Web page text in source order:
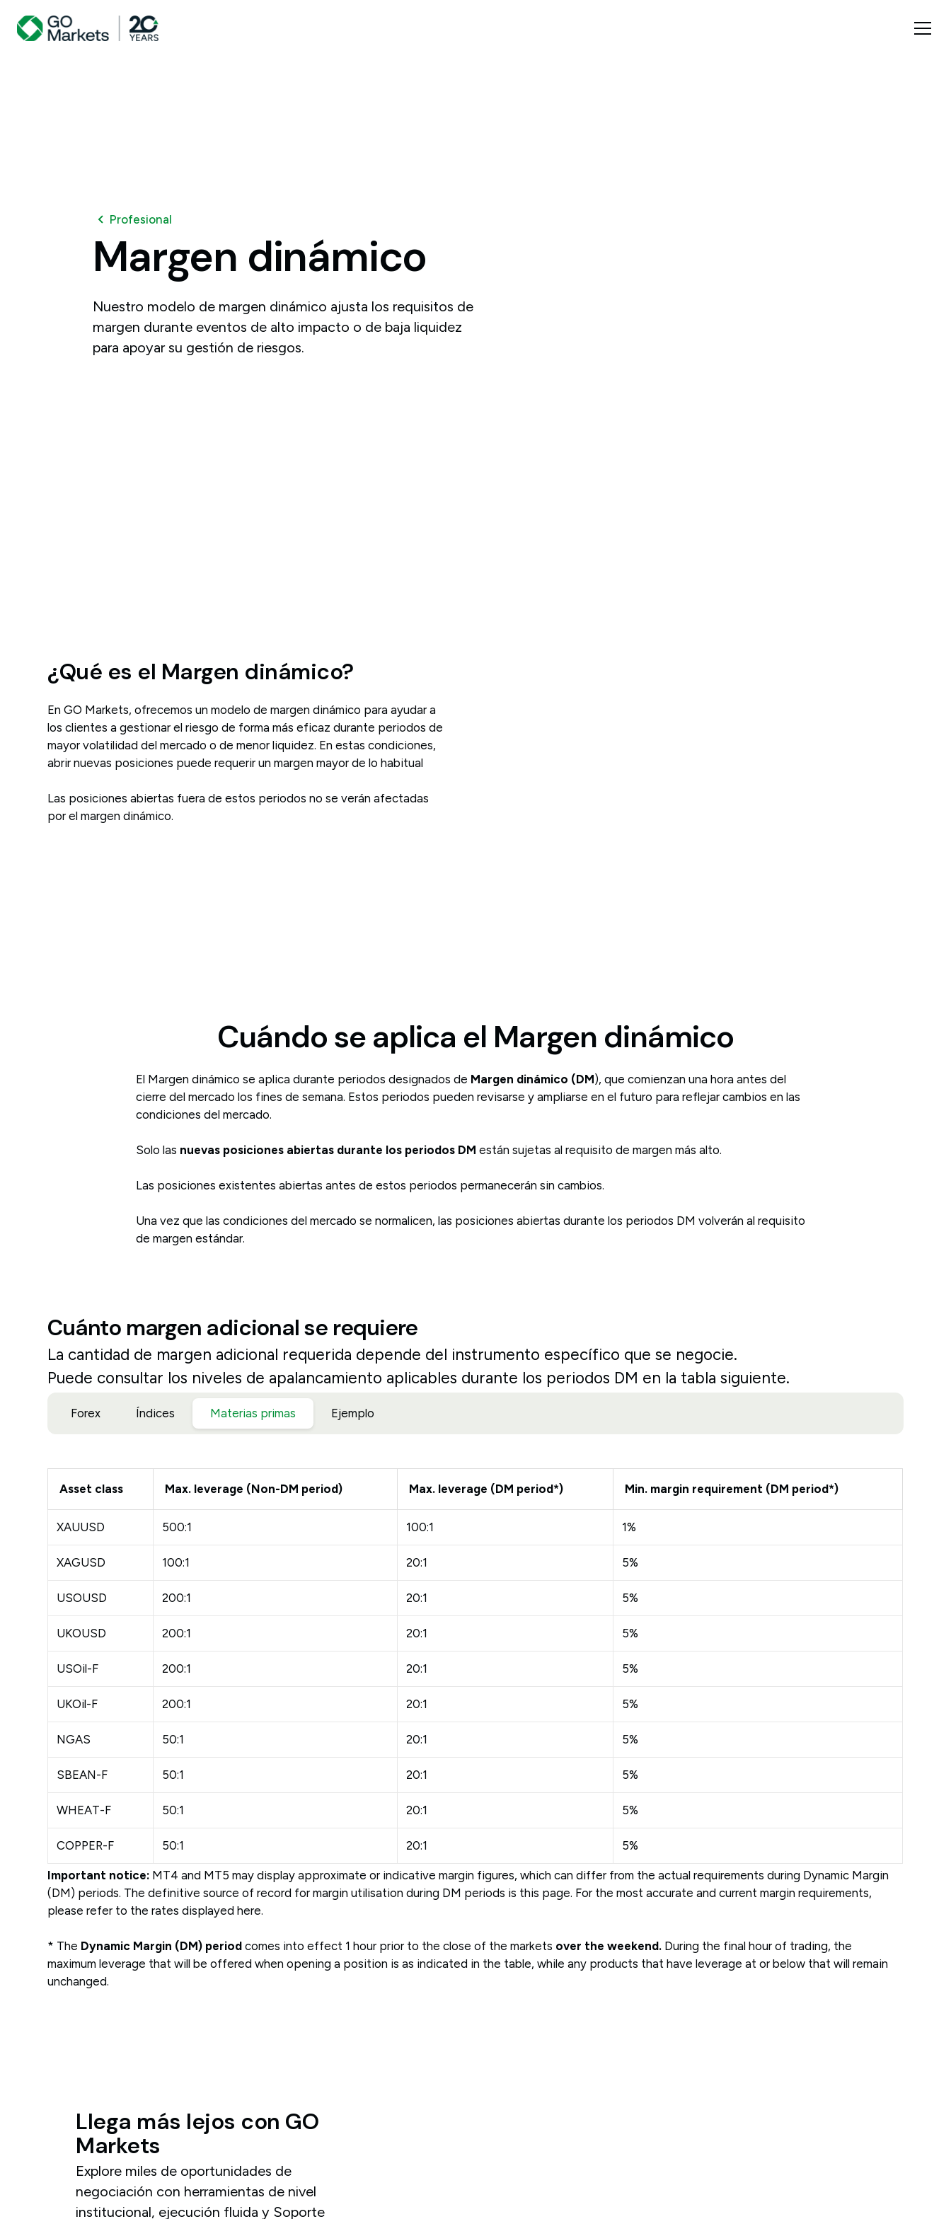
Profesional
Margen dinámico
Nuestro modelo de margen dinámico ajusta los requisitos de
margen durante eventos de alto impacto o de baja liquidez
para apoyar su gestión de riesgos.
¿Qué es el Margen dinámico?
En GO Markets, ofrecemos un modelo de margen dinámico para ayudar a
los clientes a gestionar el riesgo de forma más eficaz durante periodos de
mayor volatilidad del mercado o de menor liquidez. En estas condiciones,
abrir nuevas posiciones puede requerir un margen mayor de lo habitual
Las posiciones abiertas fuera de estos periodos no se verán afectadas
por el margen dinámico.
Cuándo se aplica el Margen dinámico
El Margen dinámico se aplica durante periodos designados de Margen dinámico (DM), que comienzan una hora antes del
cierre del mercado los fines de semana. Estos periodos pueden revisarse y ampliarse en el futuro para reflejar cambios en las
condiciones del mercado.
Solo las nuevas posiciones abiertas durante los periodos DM están sujetas al requisito de margen más alto.
Las posiciones existentes abiertas antes de estos periodos permanecerán sin cambios.
Una vez que las condiciones del mercado se normalicen, las posiciones abiertas durante los periodos DM volverán al requisito
de margen estándar.
Cuánto margen adicional se requiere
La cantidad de margen adicional requerida depende del instrumento específico que se negocie.
Puede consultar los niveles de apalancamiento aplicables durante los periodos DM en la tabla siguiente.
Forex Índices Materias primas Ejemplo
Asset class Max. leverage (Non-DM period) Max. leverage (DM period*) Min. margin requirement (DM period*)
XAUUSD 500:1 100:1 1%
XAGUSD 100:1 20:1 5%
USOUSD 200:1 20:1 5%
UKOUSD 200:1 20:1 5%
USOil-F 200:1 20:1 5%
UKOil-F 200:1 20:1 5%
NGAS 50:1 20:1 5%
SBEAN-F 50:1 20:1 5%
WHEAT-F 50:1 20:1 5%
COPPER-F 50:1 20:1 5%
Important notice: MT4 and MT5 may display approximate or indicative margin figures, which can differ from the actual requirements during Dynamic Margin
(DM) periods. The definitive source of record for margin utilisation during DM periods is this page. For the most accurate and current margin requirements,
please refer to the rates displayed here.
* The Dynamic Margin (DM) period comes into effect 1 hour prior to the close of the markets over the weekend. During the final hour of trading, the
maximum leverage that will be offered when opening a position is as indicated in the table, while any products that have leverage at or below that will remain
unchanged.
Llega más lejos con GO
Markets
Explore miles de oportunidades de
negociación con herramientas de nivel
institucional, ejecución fluida y Soporte